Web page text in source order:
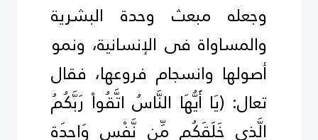
وجعله مبعث وحدة البشرية
والمساواة فى الإنسانية، ونمو
أصولها وانسجام فروعها، فقال
تعال: )يَا أَيُّهَا النَّاسُ اتَّقُواْ رَبَّكُمُ
الَّذِي خَلَقَكُم مِّن نَّفْسٍ وَاحِدَةٍ